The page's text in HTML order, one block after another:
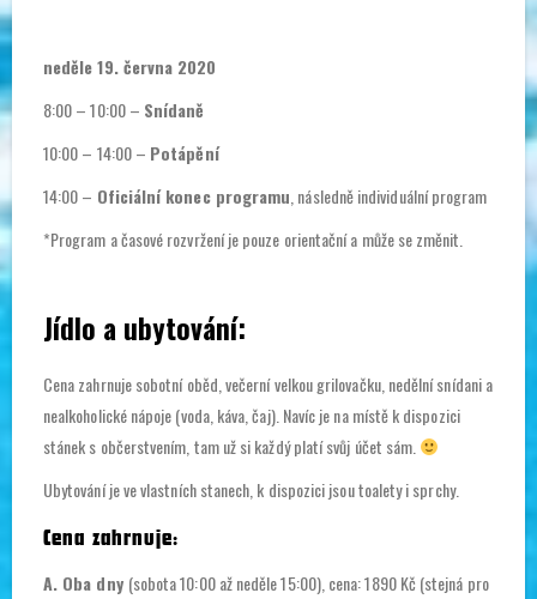
neděle 19. června 2020
8:00 – 10:00 – Snídaně
10:00 – 14:00 – Potápění
14:00 – Oficiální konec programu , následně individuální program
*Program a časové rozvržení je pouze orientační a může se změnit.
Jídlo a ubytování:
Cena zahrnuje sobotní oběd, večerní velkou grilovačku, nedělní snídani a
nealkoholické nápoje (voda, káva, čaj). Navíc je na místě k dispozici
stánek s občerstvením, tam už si každý platí svůj účet sám.
Ubytování je ve vlastních stanech, k dispozici jsou toalety i sprchy.
Cena zahrnuje:
A. Oba dny (sobota 10:00 až neděle 15:00), cena: 1890 Kč (stejná pro